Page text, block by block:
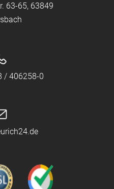
63-65, 63849
/ 406258-0